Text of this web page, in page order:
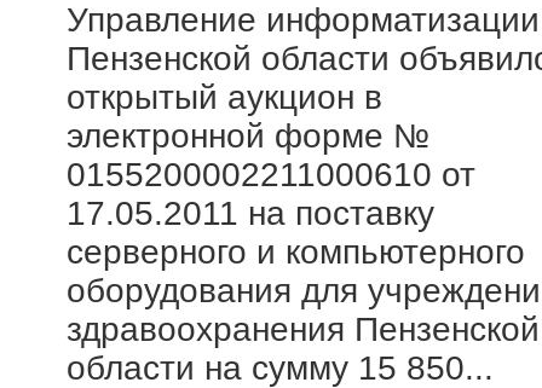
Управление информатизации
Пензенской области
открытый аукцион в
электронной форме №
0155200002211000610 от
17.05.2011 на поставку
серверного и компьютерного
оборудования для
здравоохранения Пензенской
области на сумму 15 850...